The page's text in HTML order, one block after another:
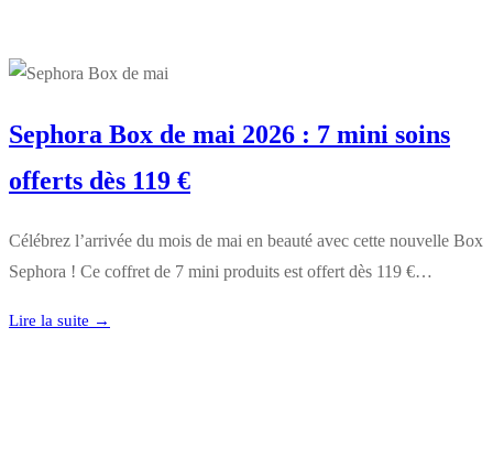
Sephora Box de mai 2026 : 7 mini soins
offerts dès 119 €
Célébrez l’arrivée du mois de mai en beauté avec cette nouvelle Box
Sephora ! Ce coffret de 7 mini produits est offert dès 119 €…
Lire la suite →